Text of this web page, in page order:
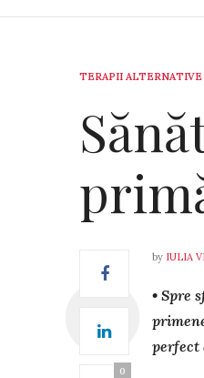
TERAPII ALTERNATIVE
0
by IULIA
• Spre
perfect